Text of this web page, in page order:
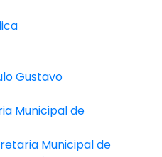
Gustavo
Municipal de
Municipal de